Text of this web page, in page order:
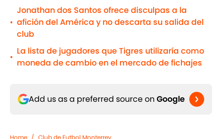
•
Jonathan dos Santos ofrece disculpas a la
afición del América y no descarta su salida del
club
•
La lista de jugadores que Tigres utilizaría como
moneda de cambio en el mercado de fichajes
Add us as a preferred source on Google